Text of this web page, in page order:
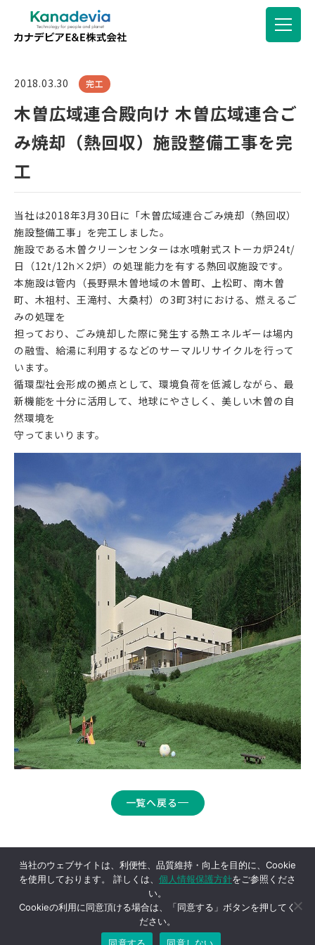
2018.03.30 完工
木曽広域連合殿向け 木曽広域連合ご
み焼却（熱回収）施設整備工事を完
工
当社は2018年3月30日に「木曽広域連合ごみ焼却（熱回収）
施設整備工事」を完工しました。
施設である木曽クリーンセンターは水噴射式ストーカ炉24t/
日（12t/12h×2炉）の処理能力を有する熱回収施設です。
本施設は管内（長野県木曽地域の木曽町、上松町、南木曽
町、木祖村、王滝村、大桑村）の3町3村における、燃えるご
みの処理を
担っており、ごみ焼却した際に発生する熱エネルギーは場内
の融雪、給湯に利用するなどのサーマルリサイクルを行って
います。
循環型社会形成の拠点として、環境負荷を低減しながら、最
新機能を十分に活用して、地球にやさしく、美しい木曽の自
然環境を
守ってまいります。
一覧へ戻る
当社のウェブサイトは、利便性、品質維持・向上を目的に、Cookie
を使用しております。 詳しくは、 個人情報保護方針をご参照くださ
い。
Cookieの利用に同意頂ける場合は、「同意する」ボタンを押してく
ださい。
同意する
同意しない